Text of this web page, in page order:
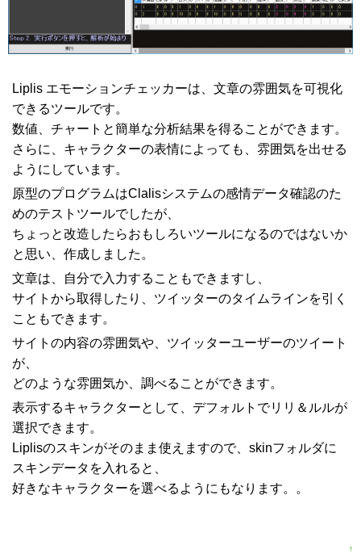
Liplis エモーションチェッカーは、文章の雰囲気を可視化
できるツールです。
数値、チャートと簡単な分析結果を得ることができます。
さらに、キャラクターの表情によっても、雰囲気を出せる
ようにしています。
原型のプログラムはClalisシステムの感情データ確認のた
めのテストツールでしたが、
ちょっと改造したらおもしろいツールになるのではないか
と思い、作成しました。
文章は、自分で入力することもできますし、
サイトから取得したり、ツイッターのタイムラインを引く
こともできます。
サイトの内容の雰囲気や、ツイッターユーザーのツイート
が、
どのような雰囲気か、調べることができます。
表示するキャラクターとして、デフォルトでリリ＆ルルが
選択できます。
Liplisのスキンがそのまま使えますので、skinフォルダに
スキンデータを入れると、
好きなキャラクターを選べるようにもなります。。
↑